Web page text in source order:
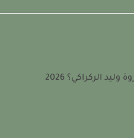
الركراكي؟ 2026